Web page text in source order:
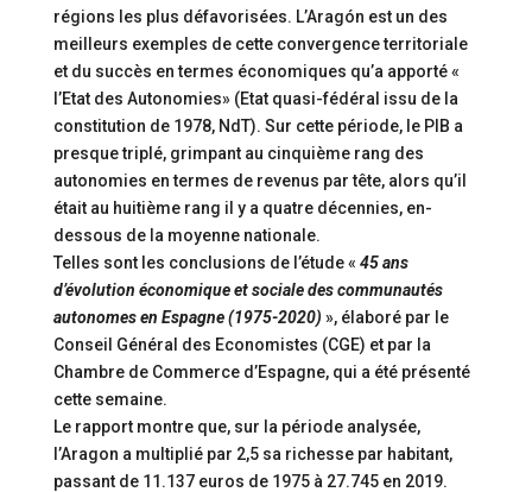
régions les plus défavorisées. L’Aragón est un des
meilleurs exemples de cette convergence territoriale
et du succès en termes économiques qu’a apporté «
l’Etat des Autonomies» (Etat quasi-fédéral issu de la
constitution de 1978, NdT). Sur cette période, le PIB a
presque triplé, grimpant au cinquième rang des
autonomies en termes de revenus par tête, alors qu’il
était au huitième rang il y a quatre décennies, en-
dessous de la moyenne nationale.
Telles sont les conclusions de l’étude « 45 ans
d’évolution économique et sociale des communautés
autonomes en Espagne (1975-2020) », élaboré par le
Conseil Général des Economistes (CGE) et par la
Chambre de Commerce d’Espagne, qui a été présenté
cette semaine.
Le rapport montre que, sur la période analysée,
l’Aragon a multiplié par 2,5 sa richesse par habitant,
passant de 11.137 euros de 1975 à 27.745 en 2019.